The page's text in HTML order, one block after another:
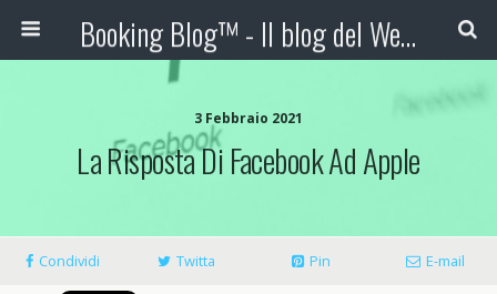
Booking Blog™ - Il blog del Web Marketing Turistico
3 Febbraio 2021
La Risposta Di Facebook Ad Apple
Condividi Twitta Pin E-mail